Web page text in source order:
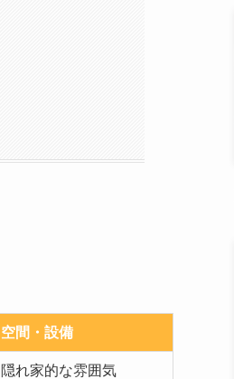
空間・設備
隠れ家的な雰囲気